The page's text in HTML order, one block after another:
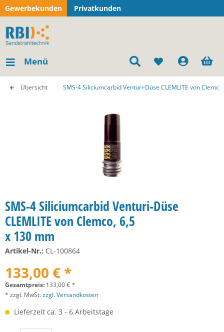
Gewerbekunden Privatkunden
Menü
Übersicht SMS-4 Siliciumcarbid Venturi-Düse CLEMLITE von
SMS-4 Siliciumcarbid Venturi-Düse
CLEMLITE von Clemco, 6,5
x 130 mm
Artikel-Nr.: CL-100864
133,00 € *
Gesamtpreis: 133,00€ *
* zzgl. MwSt.zzgl. Versandkosten
Lieferzeit ca. 3 - 6 Arbeitstage